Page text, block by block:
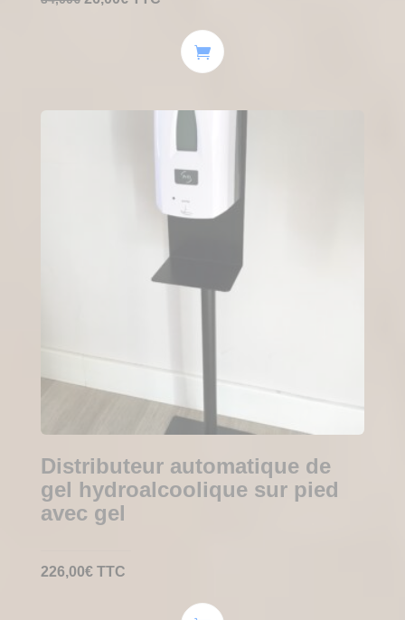
Distributeur automatique de
gel hydroalcoolique sur pied
avec gel
226,00€ TTC